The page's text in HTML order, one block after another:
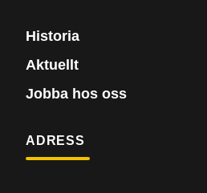
Historia
Aktuellt
Jobba hos oss
ADRESS